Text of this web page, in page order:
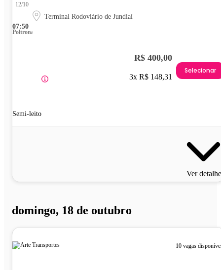
07:50
12/10
Terminal Rodoviário de Jundiaí
Poltrona
Semi-leito
R$ 400,00
3x R$ 148,31
Selecionar
Ver
domingo, 18 de outubro
10 vagas